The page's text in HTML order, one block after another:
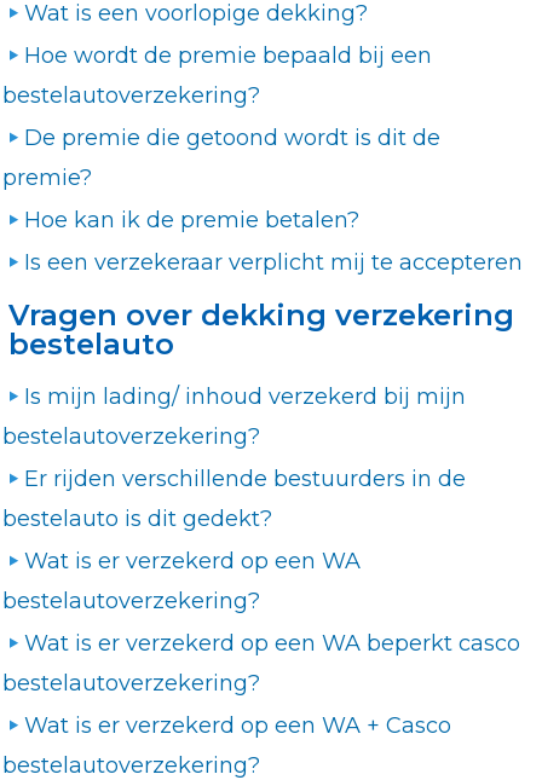
Wat is een voorlopige dekking?
Hoe wordt de premie bepaald bij een
bestelautoverzekering?
De premie die getoond wordt is dit de
premie?
Hoe kan ik de premie betalen?
Is een verzekeraar verplicht mij te accepteren
Vragen over dekking verzekering
bestelauto
Is mijn lading/ inhoud verzekerd bij mijn
bestelautoverzekering?
Er rijden verschillende bestuurders in de
bestelauto is dit gedekt?
Wat is er verzekerd op een WA
bestelautoverzekering?
Wat is er verzekerd op een WA beperkt casco
bestelautoverzekering?
Wat is er verzekerd op een WA + Casco
bestelautoverzekering?